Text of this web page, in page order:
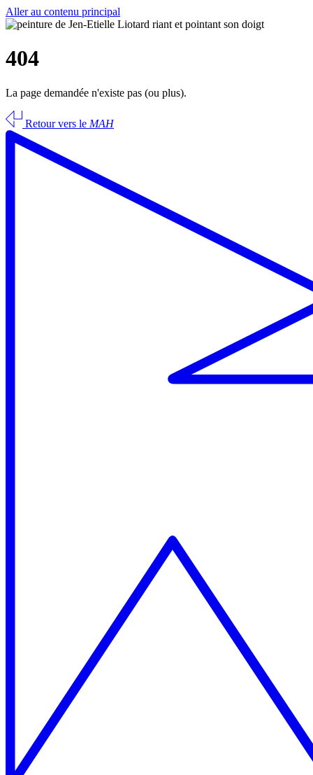
Aller au contenu principal
404
La page demandée n'existe pas (ou plus).
Retour vers le MAH